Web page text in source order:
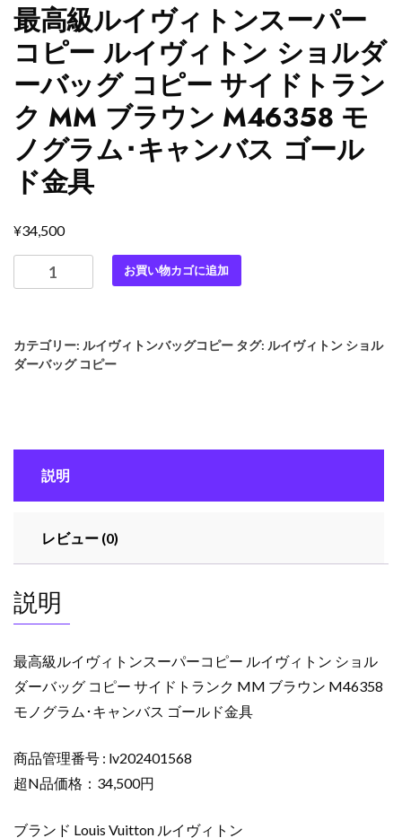
最高級ルイヴィトンスーパー
コピー ルイヴィトン ショルダ
ーバッグ コピー サイドトラン
ク MM ブラウン M46358 モ
ノグラム･キャンバス ゴール
ド金具
¥34,500
高
イ
ヴ
パ
ピ
ー
ル
ヴ
ィ
ト
ン
ョ
ル
ー
お買い物カゴに追加
カテゴリー: ルイヴィトンバッグコピー タグ: ルイヴィトン ショル
ダーバッグ コピー
説明
レビュー (0)
説明
最高級ルイヴィトンスーパーコピー ルイヴィトン ショル
ダーバッグ コピー サイドトランク MM ブラウン M46358
モノグラム･キャンバス ゴールド金具
商品管理番号 : lv202401568
超N品価格：34,500円
ブランド Louis Vuitton ルイヴィトン